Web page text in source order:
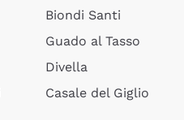
Biondi Santi
Guado al Tasso
Divella
Casale del Giglio